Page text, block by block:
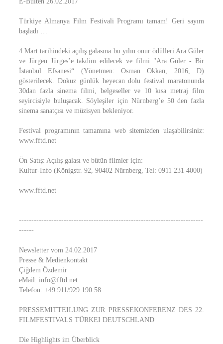
Türkiye Almanya Film Festivali Programı tamam! Geri sayım
başladı …
4 Mart tarihindeki açılış galasına bu yılın onur ödülleri Ara Güler
ve Jürgen Jürges’e takdim edilecek ve filmi "Ara Güler - Bir
İstanbul Efsanesi“ (Yönetmen: Osman Okkan, 2016, D)
gösterilecek. Dokuz günlük heyecan dolu festival maratonunda
30dan fazla sinema filmi, belgeseller ve 10 kısa metraj film
seyircisiyle buluşacak. Söyleşiler için Nürnberg’e 50 den fazla
sinema sanatçısı ve müzisyen bekleniyor.
Festival programının tamamına web sitemizden ulaşabilirsiniz:
www.fftd.net
Ön Satış: Açılış galası ve bütün filmler için:
Kultur-Info (Königstr. 92, 90402 Nürnberg, Tel: 0911 231 4000)
www.fftd.net
--------------------------------------------------------------------------
------
Newsletter vom 24.02.2017
Presse & Medienkontakt
Çiğdem Özdemir
eMail: info@fftd.net
Telefon: +49 911/929 190 58
PRESSEMITTEILUNG ZUR PRESSEKONFERENZ DES 22.
FILMFESTIVALS TÜRKEI DEUTSCHLAND
Die Highlights im Überblick